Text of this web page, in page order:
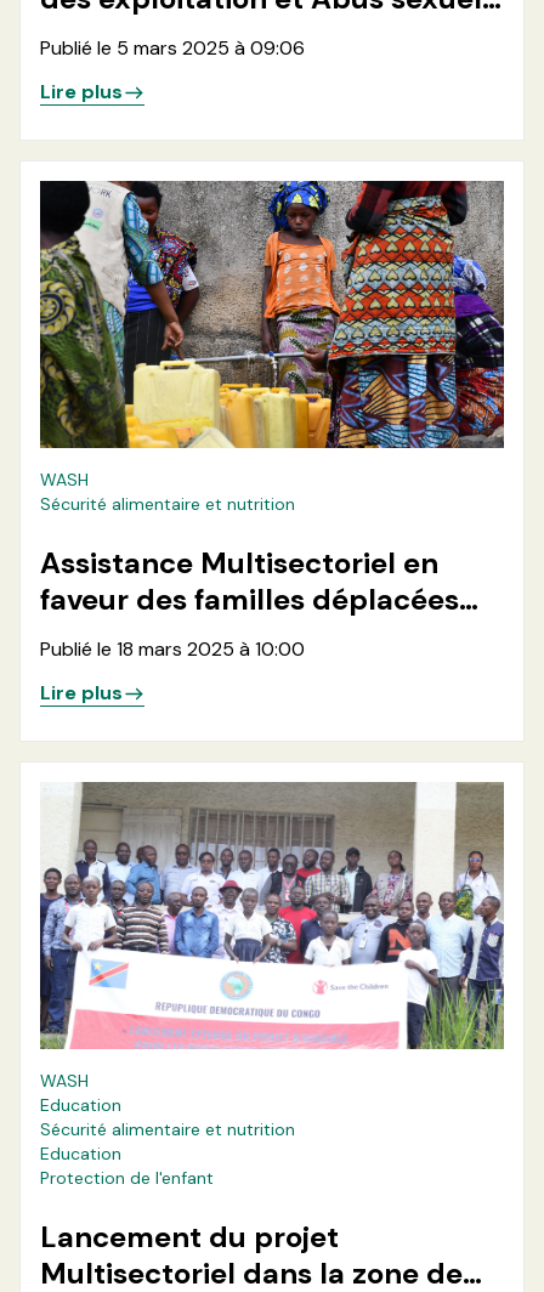
(PSEA) au sein des écoles de la
Nyiragongo
Publié le 5 mars 2025 à 09:06
Lire plus
WASH
Sécurité alimentaire et nutrition
Assistance Multisectoriel en
faveur des familles déplacées
retournées dans les zones de
Publié le 18 mars 2025 à 10:00
Lire plus
WASH
Education
Sécurité alimentaire et nutrition
Education
Protection de l'enfant
Lancement du projet
Multisectoriel dans la zone de